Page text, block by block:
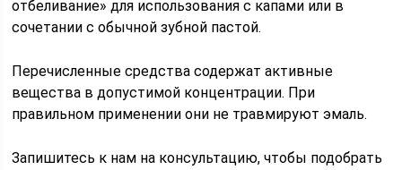
отбеливание» для использования с капами или в
сочетании с обычной зубной пастой.
Перечисленные средства содержат активные
вещества в допустимой концентрации. При
правильном применении они не травмируют эмаль.
Запишитесь к нам на консультацию, чтобы подобрать